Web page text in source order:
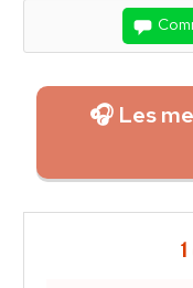
🎧 Les